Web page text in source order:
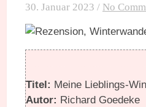
30. Januar 2023 / No
Titel: Meine Lieblings-
Autor: Richard Goedeke